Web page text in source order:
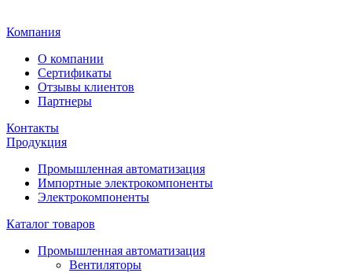
Компания
О компании
Сертификаты
Отзывы клиентов
Партнеры
Контакты
Продукция
Промышленная автоматизация
Импортные электрокомпоненты
Электрокомпоненты
Каталог товаров
Промышленная автоматизация
Вентиляторы